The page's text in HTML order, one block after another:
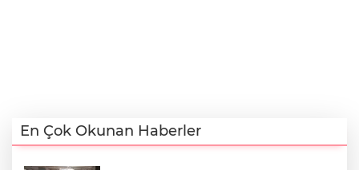
En Çok Okunan Haberler